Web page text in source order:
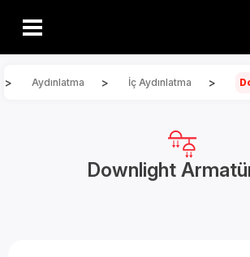
> Aydınlatma > İç Aydınlatma >
Downlight